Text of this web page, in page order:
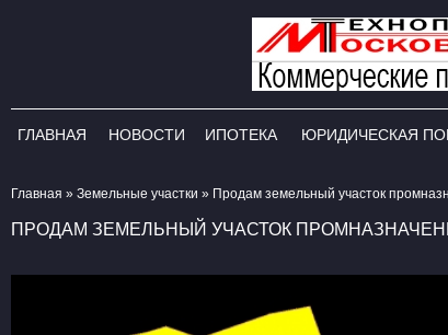
ГЛАВНАЯ НОВОСТИ ИПОТЕКА ЮРИДИЧЕСКАЯ
Главная » ​Земельные участки » Продам земельный участок
ПРОДАМ ЗЕМЕЛЬНЫЙ УЧАСТОК